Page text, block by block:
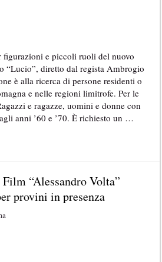
figurazioni e piccoli ruoli del nuovo
“Lucio”, diretto dal regista Ambrogio
è alla ricerca di persone residenti o
e nelle regioni limitrofe. Per le
e ragazze, uomini e donne con
anni ’60 e ’70. È richiesto un …
“Alessandro Volta”
provini in presenza